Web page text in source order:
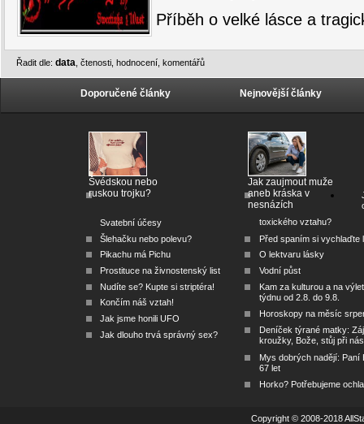
Příběh o velké lásce a
Řadit dle: data čtenosti hodnocení komentářů
Doporučené články
Švédskou nebo
ruskou trojku?
Svatební účesy
Šlehačku nebo polevu?
Pikachu má Pichu
Prostituce na živnostenský list
Nudíte se? Kupte si striptéra!
Končím náš vztah!
Jak jsme honili UFO
Jak dlouho trvá správný sex?
Nejnovější články
Jak zaujmout muže
aneb kráska v
nesnázích
toxického vztahu?
Před spaním si vychlaďte
O lektvaru lásky
Vodní půst
Kam za kulturou a na
týdnu od 2.8. do 9.8.
Horoskopy na měsíc
Deníček týrané matky:
kroužky, Bože, stůj při nás
Mys dobrých nadějí: Paní
67 let
Horko? Potřebujeme
Copyright © 2008-2018